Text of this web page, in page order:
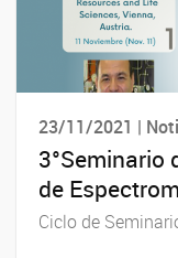
23/11/2021 |
3°Seminario
de
Ciclo de